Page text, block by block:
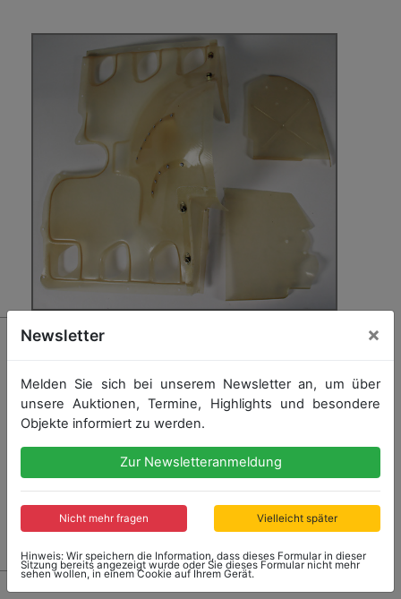
4108 - PORSCHE
für kleines Lüfterrad.
Startpreis: 990,00 €
Kein Nachverkauf
Newsletter ×
Melden Sie sich bei unserem Newsletter an, um über
unsere Auktionen, Termine, Highlights und besondere
Objekte informiert zu werden.
Zur Newsletteranmeldung
Nicht mehr fragen Vielleicht später
Hinweis: Wir speichern die Information, dass dieses Formular in dieser
Sitzung bereits angezeigt wurde oder Sie dieses Formular nicht mehr
sehen wollen, in einem Cookie auf Ihrem Gerät.